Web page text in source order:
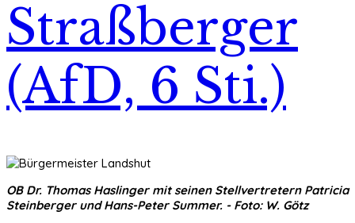
Straßberger
(AfD, 6 Sti.)
OB Dr. Thomas Haslinger mit seinen Stellvertretern Patricia
Steinberger und Hans-Peter Summer. - Foto: W. Götz